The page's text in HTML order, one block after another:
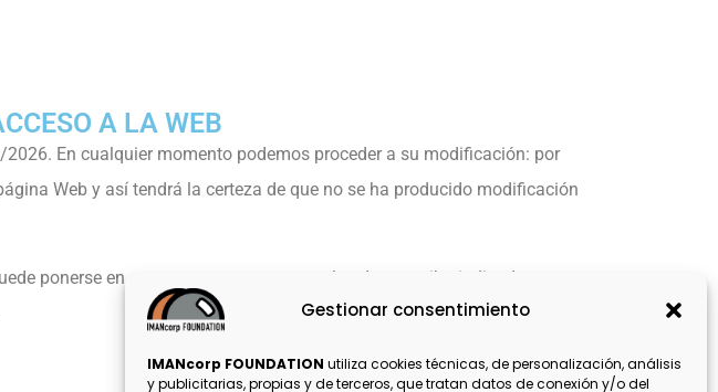
Gestionar consentimiento
IMANcorp FOUNDATION utiliza cookies técnicas, de personalización, análisis
y publicitarias, propias y de terceros, que tratan datos de conexión y/o del
A LA WEB
En cualquier momento podemos proceder a su modificación: por
Web y así tendrá la certeza de que no se ha producido modificación
ponerse en contacto con nosotros en los datos arriba indicados, o con